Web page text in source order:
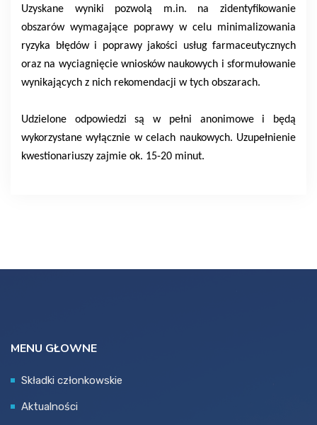
Uzyskane wyniki pozwolą m.in. na zidentyfikowanie
obszarów wymagające poprawy w celu minimalizowania
ryzyka błędów i poprawy jakości usług farmaceutycznych
oraz na wyciagnięcie wniosków naukowych i sformułowanie
wynikających z nich rekomendacji w tych obszarach.
Udzielone odpowiedzi są w pełni anonimowe i będą
wykorzystane wyłącznie w celach naukowych. Uzupełnienie
kwestionariuszy zajmie ok. 15-20 minut.
MENU GŁOWNE
Składki członkowskie
Aktualności